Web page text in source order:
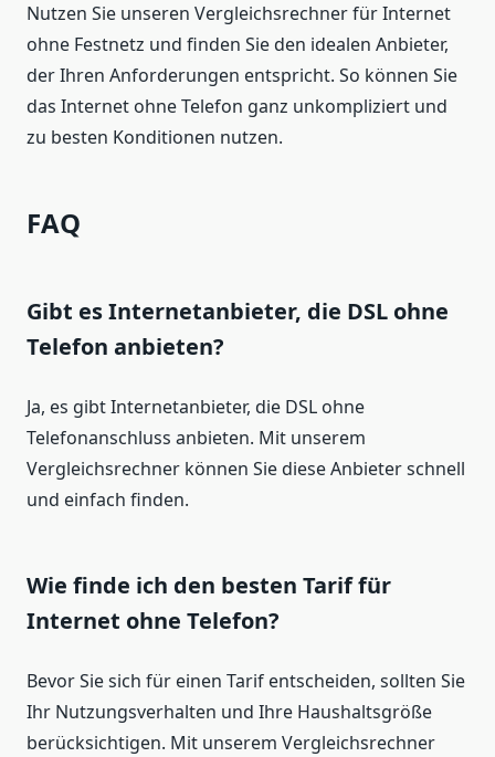
Nutzen Sie unseren Vergleichsrechner für Internet
ohne Festnetz und finden Sie den idealen Anbieter,
der Ihren Anforderungen entspricht. So können Sie
das Internet ohne Telefon ganz unkompliziert und
zu besten Konditionen nutzen.
FAQ
Gibt es Internetanbieter, die DSL ohne
Telefon anbieten?
Ja, es gibt Internetanbieter, die DSL ohne
Telefonanschluss anbieten. Mit unserem
Vergleichsrechner können Sie diese Anbieter schnell
und einfach finden.
Wie finde ich den besten Tarif für
Internet ohne Telefon?
Bevor Sie sich für einen Tarif entscheiden, sollten Sie
Ihr Nutzungsverhalten und Ihre Haushaltsgröße
berücksichtigen. Mit unserem Vergleichsrechner